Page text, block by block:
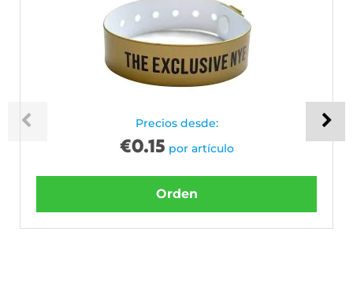
Precios desde:
€0.15 por artículo
Orden